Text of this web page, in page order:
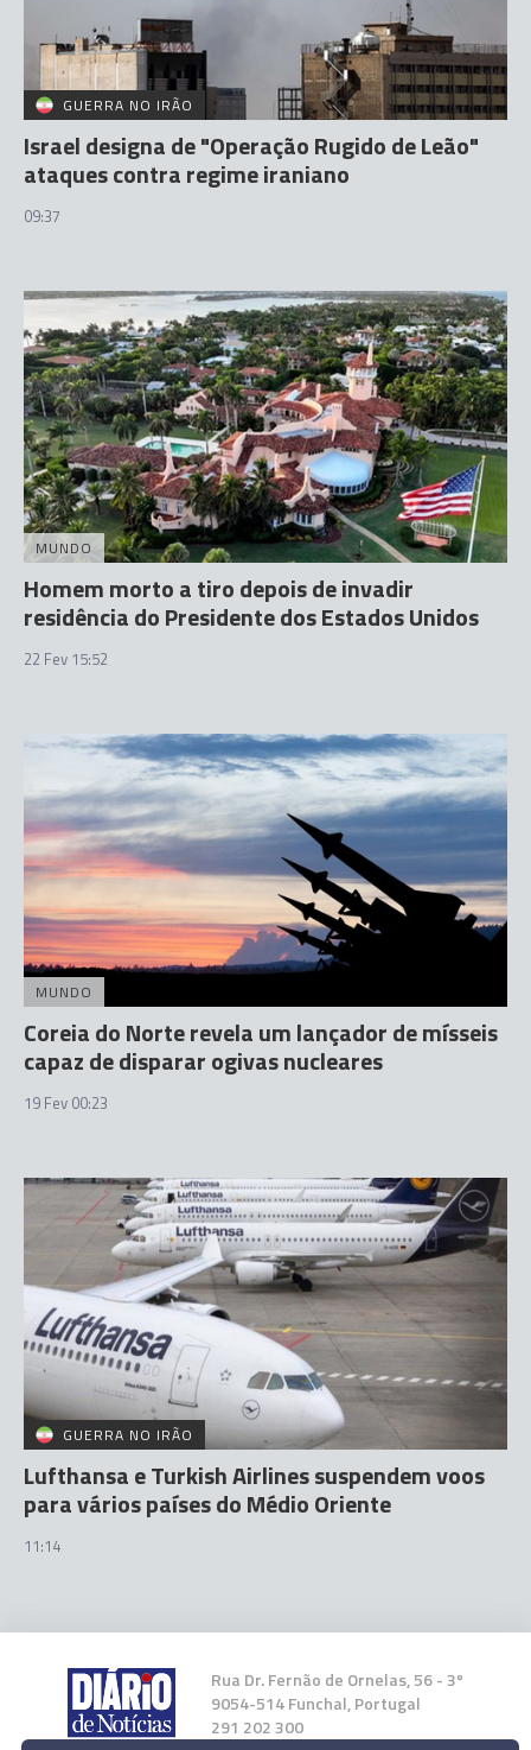
GUERRA NO IRÃO
Israel designa de "Operação Rugido de Leão"
ataques contra regime iraniano
09:37
MUNDO
Homem morto a tiro depois de invadir
residência do Presidente dos Estados Unidos
22 Fev 15:52
MUNDO
Coreia do Norte revela um lançador de mísseis
capaz de disparar ogivas nucleares
19 Fev 00:23
GUERRA NO IRÃO
Lufthansa e Turkish Airlines suspendem voos
para vários países do Médio Oriente
11:14
Rua Dr. Fernão de Ornelas, 56 - 3º
9054-514 Funchal, Portugal
291 202 300